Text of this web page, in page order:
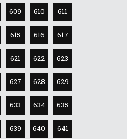
609 610 611
615 616 617
621 622 623
627 628 629
633 634 635
639 640 641